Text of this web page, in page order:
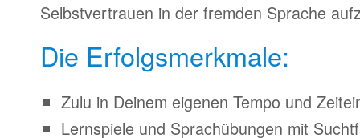
Selbstvertrauen in der fremden Sprache
Die Erfolgsmerkmale:
Zulu in Deinem eigenen Tempo und
Lernspiele und Sprachübungen mit